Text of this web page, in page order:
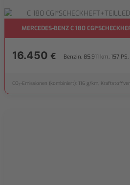
MERCEDES-BENZ C 180
16.450 € Benzin, 85.911 km, 157
CO₂-Emissionen (kombiniert): 116 g/km,